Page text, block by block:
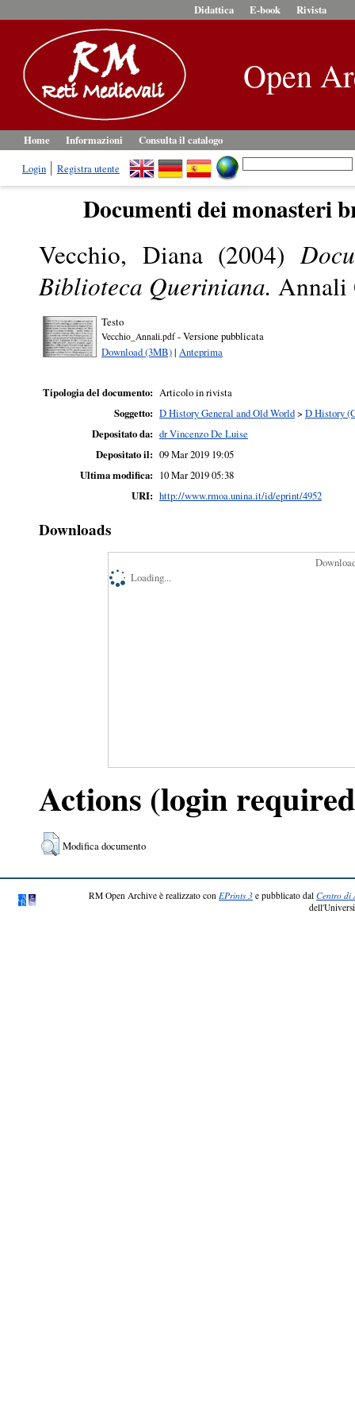
Didattica E-book Rivista
Open
Home Informazioni
Consulta il catalogo
Login
Registra utente
Documenti dei monasteri
Vecchio, Diana(2004)
Biblioteca Queriniana. Annali
Testo
Vecchio_Annali.pdf- Versione pubblicata
Download (3MB)| Anteprima
Tipologia del documento: Articolo in rivista
Soggetto: D History General and Old World> D History
Depositato da: dr Vincenzo De Luise
Depositato il: 09 Mar 2019 19:05
Ultima modifica: 10 Mar 2019 05:38
URI: http://www.rmoa.unina.it/id/eprint/4952
Downloads
Loading...
Actions (login
Modifica documento
RM Open Archive è realizzato con EPrints 3 e pubblicato dal Centro di